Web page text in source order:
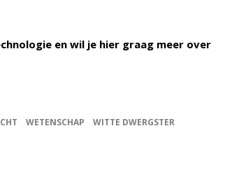
en wil je hier graag meer over
WETENSCHAP WITTE DWERGSTER